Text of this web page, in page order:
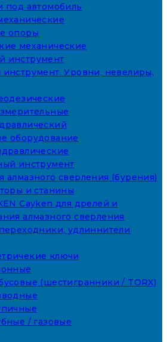
под автомобиль
опоры
механические
инструмент
Уровни, невелиры,
оборудование
инструмент
алмазного сверления (бурения)
и станины
Cayken для дрелей и
алмазного сверления
удлиннители
ключи
(шестигранники / TORX)
/ газовые